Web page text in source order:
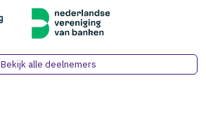
Bekijk alle deelnemers